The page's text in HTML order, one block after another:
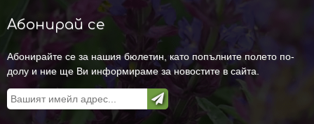
Абонирай се
Абонирайте се за нашия бюлетин, като попълните полето по-
долу и ние ще Ви информираме за новостите в сайта.